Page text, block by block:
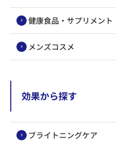
健康食品・サプリメント
メンズコスメ
効果から探す
ブライトニングケア